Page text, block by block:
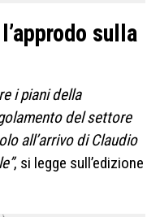
sulla
i piani della
del settore
all’arrivo di Claudio
, si legge sull’edizione